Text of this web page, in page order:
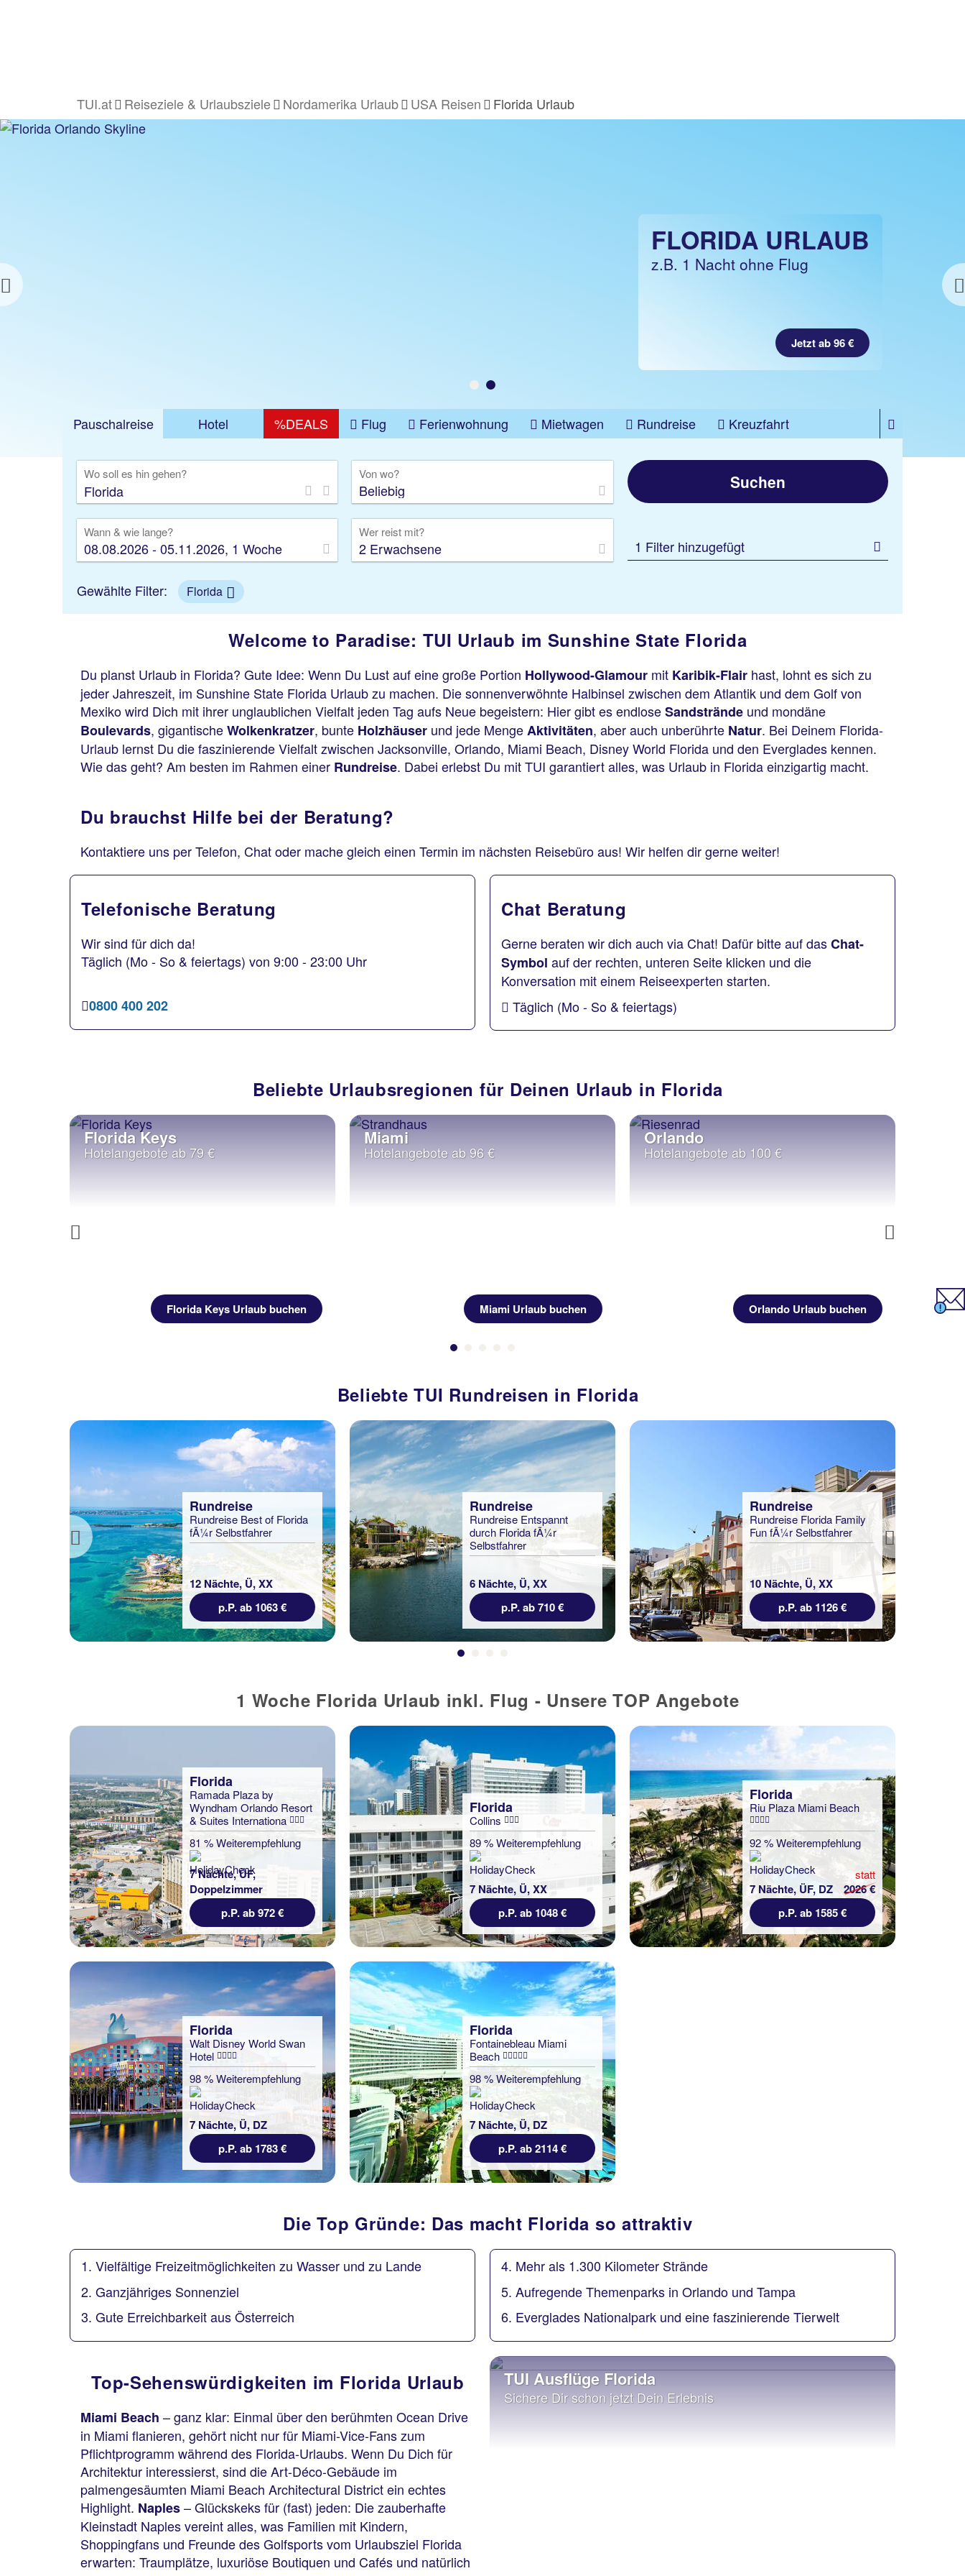
TUI.at Reiseziele & Urlaubsziele Nordamerika Urlaub USA Reisen Florida Urlaub
Previous
FLORIDA URLAUB
z.B. 1 Woche Hotel inklusive Flug
Jetzt ab 1585 €
FLORIDA URLAUB
z.B. 1 Nacht ohne Flug
Jetzt ab 96 €
Pauschalreise Hotel %DEALS Flug Ferienwohnung Mietwagen Rundreise
Kreuzfahrt
Wo soll es hin gehen? Von wo?
Beliebig
Wann & wie lange?
08.08.2026 - 05.11.2026, 1 Woche
Wer reist mit?
2 Erwachsene
Suchen
1 Filter hinzugefügt
Gewählte Filter: Florida
Welcome to Paradise: TUI Urlaub im Sunshine State Florida
Du planst Urlaub in Florida? Gute Idee: Wenn Du Lust auf eine große Portion Hollywood-Glamour mit Karibik-Flair hast, lohnt es sich zu
jeder Jahreszeit, im Sunshine State Florida Urlaub zu machen. Die sonnenverwöhnte Halbinsel zwischen dem Atlantik und dem Golf von
Mexiko wird Dich mit ihrer unglaublichen Vielfalt jeden Tag aufs Neue begeistern: Hier gibt es endloseSandstrände und mondäne
Boulevards, gigantischeWolkenkratzer, bunte Holzhäuser und jede MengeAktivitäten, aber auch unberührte Natur. Bei Deinem Florida-
Urlaub lernst Du die faszinierende Vielfalt zwischen Jacksonville, Orlando, Miami Beach, Disney World Florida und den Everglades kennen.
Wie das geht? Am besten im Rahmen einer Rundreise. Dabei erlebst Du mit TUI garantiert alles, was Urlaub in Florida einzigartig macht.
Du brauchst Hilfe bei der Beratung?
Kontaktiere uns per Telefon, Chat oder mache gleich einen Termin im nächsten Reisebüro aus! Wir helfen dir gerne weiter!
Telefonische Beratung
Wir sind für dich da!
Täglich (Mo - So & feiertags) von 9:00 - 23:00 Uhr
0800 400 202
Chat Beratung
Gerne beraten wir dich auch via Chat! Dafür bitte auf dasChat-
Symbol auf der rechten, unteren Seite klicken und die
Konversation mit einem Reiseexperten starten.
Täglich (Mo - So & feiertags)
Beliebte Urlaubsregionen für Deinen Urlaub in Florida
Previous
Florida Keys
Hotelangebote ab 79 €
Florida Keys Urlaub buchen
Miami
Hotelangebote ab 96 €
Miami Urlaub buchen
Orlando
Hotelangebote ab 100 €
Orlando Urlaub buchen
Beliebte TUI Rundreisen in Florida
Previous
Rundreise
Rundreise Best of Florida
fÃ¼r Selbstfahrer
12 Nächte, Ü, XX
p.P. ab 1063 €
Rundreise
Rundreise Entspannt
durch Florida fÃ¼r
Selbstfahrer
6 Nächte, Ü, XX
p.P. ab 710 €
Rundreise
Rundreise Florida Family
Fun fÃ¼r Selbstfahrer
10 Nächte, Ü, XX
p.P. ab 1126 €
Next
1 Woche Florida Urlaub inkl. Flug - Unsere TOP Angebote
Florida
Ramada Plaza by
Wyndham Orlando Resort
& Suites Internationa
81 % Weiterempfehlung
7 Nächte, ÜF,
Doppelzimmer
p.P. ab 972 €
Florida
Collins
89 % Weiterempfehlung
7 Nächte, Ü, XX
p.P. ab 1048 €
Florida
Riu Plaza Miami Beach
92 % Weiterempfehlung
7 Nächte, ÜF, DZ
statt
2026 €
p.P. ab 1585 €
Florida
Walt Disney World Swan
Hotel
98 % Weiterempfehlung
7 Nächte, Ü, DZ
p.P. ab 1783 €
Florida
Fontainebleau Miami
Beach
98 % Weiterempfehlung
7 Nächte, Ü, DZ
p.P. ab 2114 €
Die Top Gründe: Das macht Florida so attraktiv
1. Vielfältige Freizeitmöglichkeiten zu Wasser und zu Lande
2. Ganzjähriges Sonnenziel
3. Gute Erreichbarkeit aus Österreich
4. Mehr als 1.300 Kilometer Strände
5. Aufregende Themenparks in Orlando und Tampa
6. Everglades Nationalpark und eine faszinierende Tierwelt
Top-Sehenswürdigkeiten im Florida Urlaub
Miami Beach – ganz klar: Einmal über den berühmten Ocean Drive
in Miami flanieren, gehört nicht nur für Miami-Vice-Fans zum
Pflichtprogramm während des Florida-Urlaubs. Wenn Du Dich für
Architektur interessierst, sind die Art-Déco-Gebäude im
palmengesäumten Miami Beach Architectural District ein echtes
Highlight. Naples– Glückskeks für (fast) jeden: Die zauberhafte
Kleinstadt Naples vereint alles, was Familien mit Kindern,
Shoppingfans und Freunde des Golfsports vom Urlaubsziel Florida
erwarten: Traumplätze, luxuriöse Boutiquen und Cafés und natürlich
TUI Ausflüge Florida
Sichere Dir schon jetzt Dein Erlebnis